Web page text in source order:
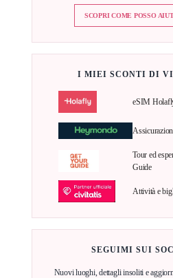
SCOPRI COME POSSO
I MIEI SCONTI DI
eSIM
Tour ed
Guide
Attività e
SEGUIMI SUI
Nuovi luoghi, dettagli insoliti e